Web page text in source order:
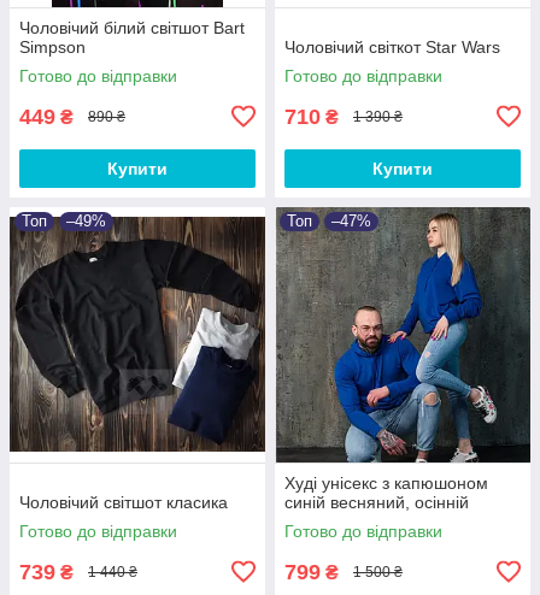
Чоловічий білий світшот Bart
Simpson
Готово до відправки
449 ₴ 890 ₴
Купити
Чоловічий світкот Star Wars
Готово до відправки
710 ₴ 1 390 ₴
Купити
Топ –49%
Чоловічий світшот класика
Готово до відправки
739 ₴ 1 440 ₴
Топ –47%
Худі унісекс з капюшоном
синій весняний, осінній
Готово до відправки
799 ₴ 1 500 ₴